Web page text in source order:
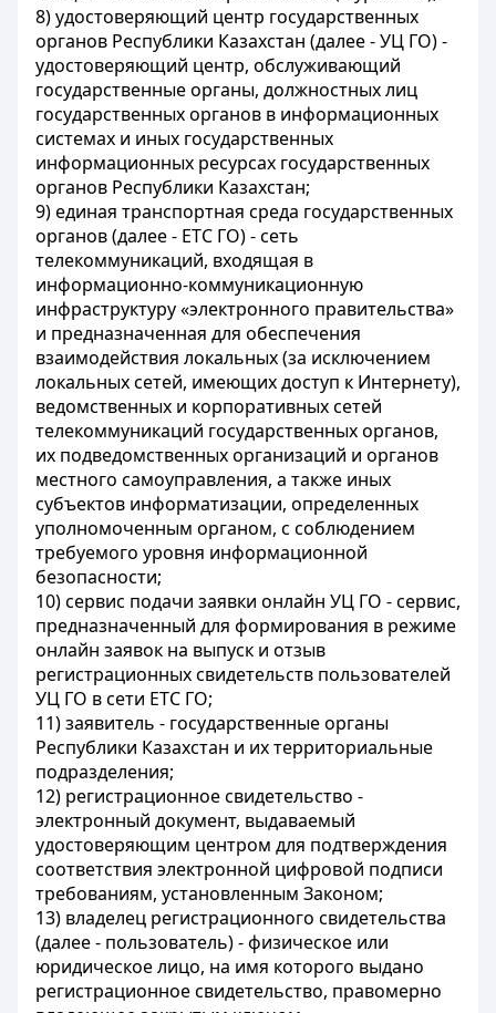
8) удостоверяющий центр государственных
органов Республики Казахстан (далее - УЦ ГО) -
удостоверяющий центр, обслуживающий
государственные органы, должностных лиц
государственных органов в информационных
системах и иных государственных
информационных ресурсах государственных
органов Республики Казахстан;
9) единая транспортная среда государственных
органов (далее - ЕТС ГО) - сеть
телекоммуникаций, входящая в
информационно-коммуникационную
инфраструктуру «электронного правительства»
и предназначенная для обеспечения
взаимодействия локальных (за исключением
локальных сетей, имеющих доступ к Интернету),
ведомственных и корпоративных сетей
телекоммуникаций государственных органов,
их подведомственных организаций и органов
местного самоуправления, а также иных
субъектов информатизации, определенных
уполномоченным органом, с соблюдением
требуемого уровня информационной
безопасности;
10) сервис подачи заявки онлайн УЦ ГО - сервис,
предназначенный для формирования в режиме
онлайн заявок на выпуск и отзыв
регистрационных свидетельств пользователей
УЦ ГО в сети ЕТС ГО;
11) заявитель - государственные органы
Республики Казахстан и их территориальные
подразделения;
12) регистрационное свидетельство -
электронный документ, выдаваемый
удостоверяющим центром для подтверждения
соответствия электронной цифровой подписи
требованиям, установленным Законом;
13) владелец регистрационного свидетельства
(далее - пользователь) - физическое или
юридическое лицо, на имя которого выдано
регистрационное свидетельство, правомерно